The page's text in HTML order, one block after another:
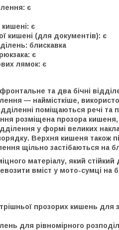
є
є
кишені (для документів): є
блискавка
є
лямок: є
та два бічні
— наймісткіше,
поміщаються речі та
розміщена прозора кишеня,
у формі великих
Верхня кишеня також
щільно застібаються на
матеріалу, який
вміст у мото-сумці на
прозорих кишень для
для рівномірного